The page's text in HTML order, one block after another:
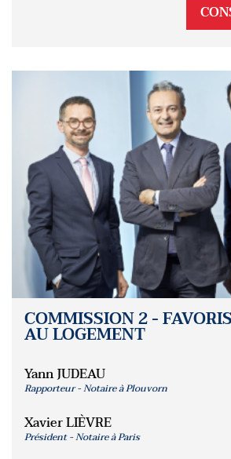
COMMISSION 2 -
AU LOGEMENT
Yann JUDEAU
Rapporteur - Notaire à Plouvorn
Xavier LIÈVRE
Président - Notaire à Paris